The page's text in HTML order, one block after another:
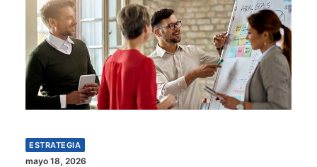
ESTRATEGIA
mayo 18, 2026